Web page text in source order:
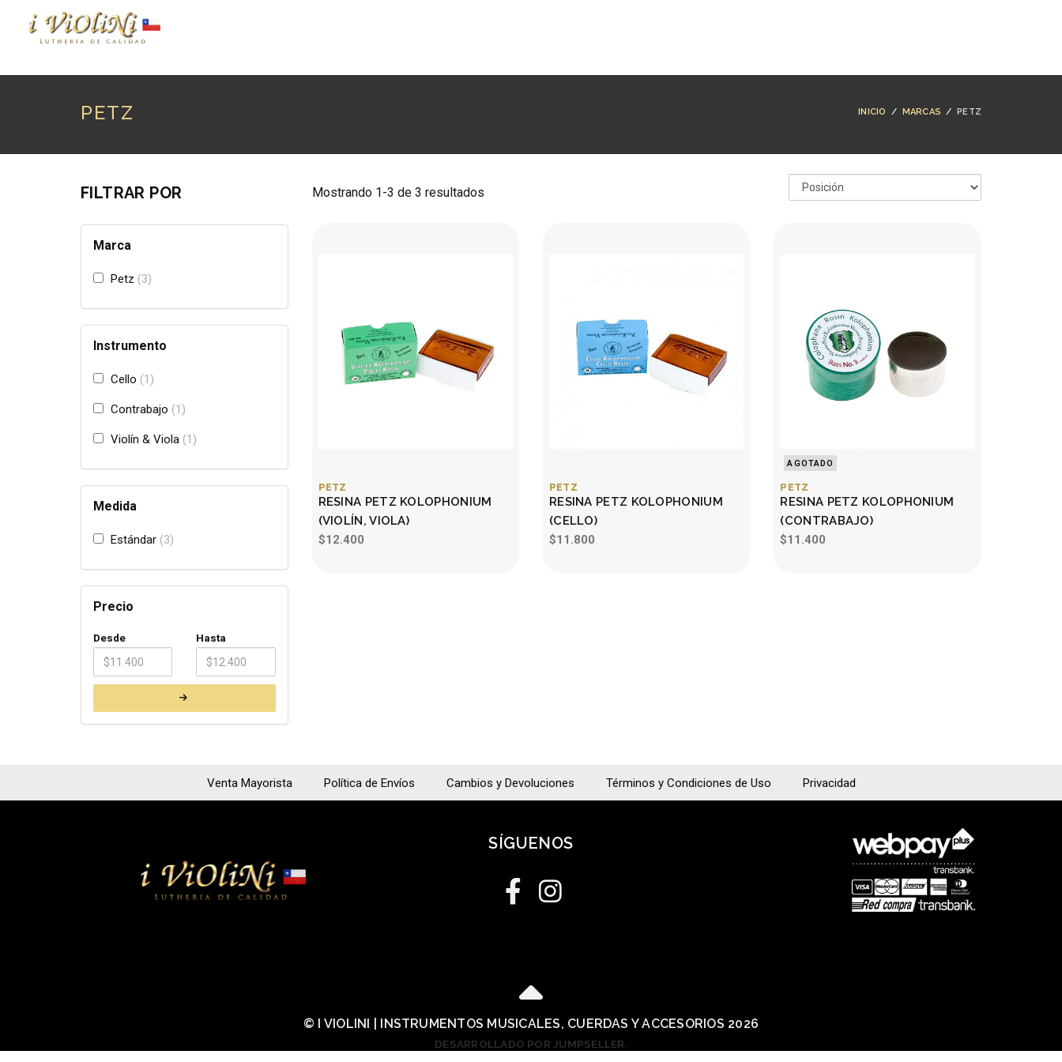
PETZ INICIO / MARCAS /PETZ
FILTRAR POR
Marca
Petz 3
Instrumento
Cello 1
Contrabajo 1
Violín & Viola 1
Medida
Estándar 3
Precio
Desde Hasta
Mostrando 1-3 de 3 resultados
PETZ
RESINA PETZ KOLOPHONIUM
(VIOLÍN, VIOLA)
$12.400
PETZ
RESINA PETZ KOLOPHONIUM
(CELLO)
$11.800
AGOTADO
PETZ
RESINA PETZ KOLOPHONIUM
(CONTRABAJO)
$11.400
Venta Mayorista Política de Envíos Cambios y Devoluciones Términos y Condiciones de Uso Privacidad
SÍGUENOS
© I VIOLINI | INSTRUMENTOS MUSICALES, CUERDAS Y ACCESORIOS 2026
DESARROLLADO POR JUMPSELLER